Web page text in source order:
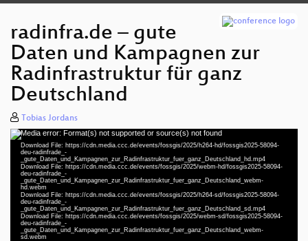
radinfra.de – gute
Daten und Kampagnen zur
Radinfrastruktur für ganz
Deutschland
Tobias Jordans
Video
Player
Media error: Format(s) not supported or source(s) not found
Download File: https://cdn.media.ccc.de/events/fossgis/2025/h264-hd/fossgis2025-58094-
deu-radinfrade_-
_gute_Daten_und_Kampagnen_zur_Radinfrastruktur_fuer_ganz_Deutschland_hd.mp4
Download File: https://cdn.media.ccc.de/events/fossgis/2025/webm-hd/fossgis2025-58094-
deu-radinfrade_-
_gute_Daten_und_Kampagnen_zur_Radinfrastruktur_fuer_ganz_Deutschland_webm-
hd.webm
Download File: https://cdn.media.ccc.de/events/fossgis/2025/h264-sd/fossgis2025-58094-
deu-radinfrade_-
_gute_Daten_und_Kampagnen_zur_Radinfrastruktur_fuer_ganz_Deutschland_sd.mp4
Download File: https://cdn.media.ccc.de/events/fossgis/2025/webm-sd/fossgis2025-58094-
deu-radinfrade_-
_gute_Daten_und_Kampagnen_zur_Radinfrastruktur_fuer_ganz_Deutschland_webm-
sd.webm
deu 1080p (mp4)
deu 1080p (webm)